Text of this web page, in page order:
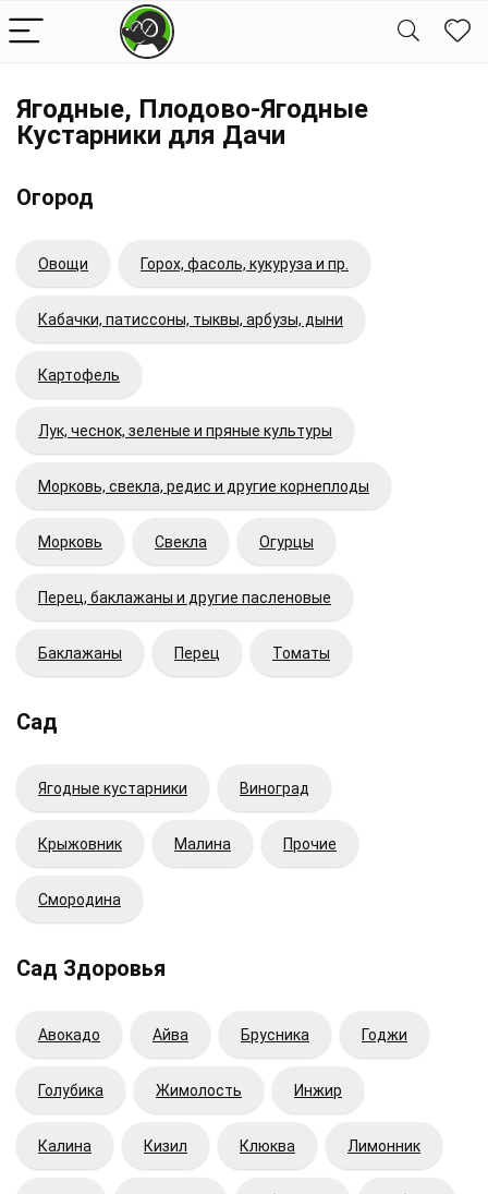
Ягодные, Плодово-Ягодные
Кустарники для Дачи
Огород
Овощи Горох, фасоль, кукуруза и пр.
Кабачки, патиссоны, тыквы, арбузы, дыни
Картофель
Лук, чеснок, зеленые и пряные культуры
Морковь, свекла, редис и другие корнеплоды
Морковь Свекла Огурцы
Перец, баклажаны и другие пасленовые
Баклажаны Перец Томаты
Сад
Ягодные кустарники Виноград
Крыжовник Малина Прочие
Смородина
Сад Здоровья
Авокадо Айва Брусника Годжи
Голубика Жимолость Инжир
Калина Кизил Клюква Лимонник